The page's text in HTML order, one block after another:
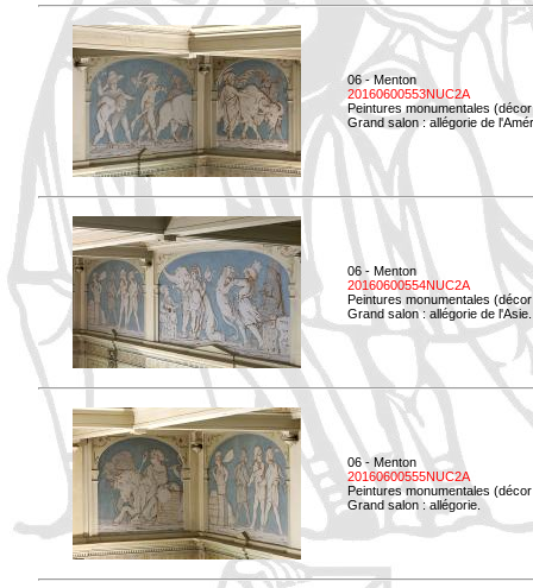
06 - Menton
20160600553NUC2A
Peintures monumentales
Grand salon : allégorie de
06 - Menton
20160600554NUC2A
Peintures monumentales
Grand salon : allégorie de l'Asie.
06 - Menton
20160600555NUC2A
Peintures monumentales
Grand salon : allégorie.